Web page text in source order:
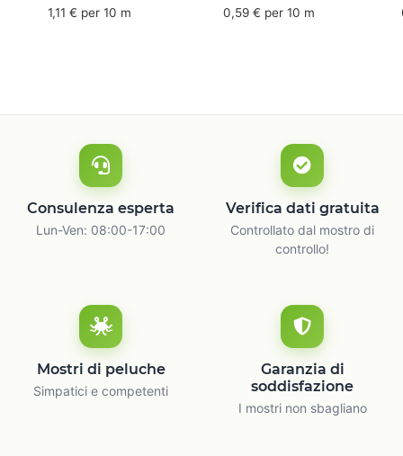
mm x 50 m - caucciù
1,11 € per 10 m
66 m
0,59 € per 10 m
Consulenza esperta
Lun-Ven: 08:00-17:00
Verifica dati gratuita
Controllato dal mostro di
controllo!
Mostri di peluche
Simpatici e competenti
Garanzia di
soddisfazione
I mostri non sbagliano